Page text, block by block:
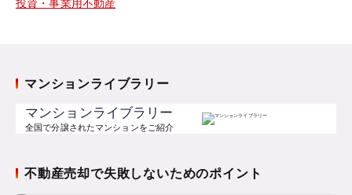
投資・事業用不動産
マンションライブラリー
マンションライブラリー
全国で分譲されたマンションをご紹介
不動産売却で失敗しないためのポイント